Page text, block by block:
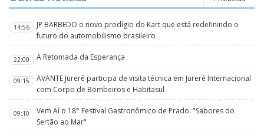
14:56
JP BARBEDO o novo prodígio do Kart que está redefinindo o
futuro do automobilismo brasileiro
22:00 A Retomada da Esperança
09:15
AVANTE Jurerê participa de visita técnica em Jurerê Internacional
com Corpo de Bombeiros e Habitasul
09:10
Vem Aí o 18° Festival Gastronômico de Prado: "Sabores do
Sertão ao Mar"